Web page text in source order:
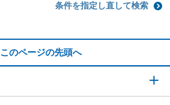
条件を指定し直して検索
このページの先頭へ